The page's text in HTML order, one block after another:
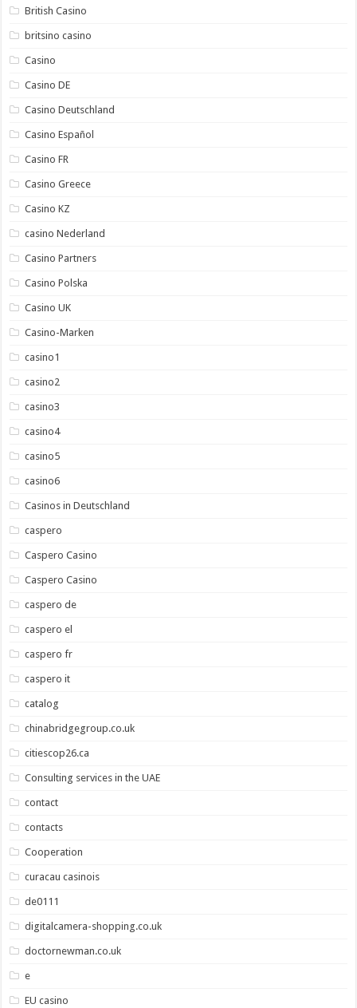
British Casino
britsino casino
Casino
Casino DE
Casino Deutschland
Casino Español
Casino FR
Casino Greece
Casino KZ
casino Nederland
Casino Partners
Casino Polska
Casino UK
Casino-Marken
casino1
casino2
casino3
casino4
casino5
casino6
Casinos in Deutschland
caspero
Caspero Casino
Caspero Casino
caspero de
caspero el
caspero fr
caspero it
catalog
chinabridgegroup.co.uk
citiescop26.ca
Consulting services in the UAE
contact
contacts
Cooperation
curacau casinois
de0111
digitalcamera-shopping.co.uk
doctornewman.co.uk
e
EU casino